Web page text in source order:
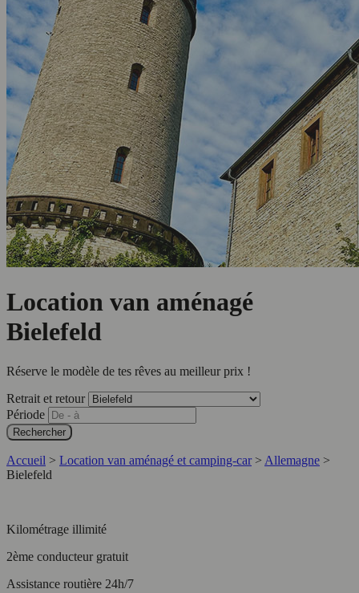
Location van aménagé
Bielefeld
Réserve le modèle de tes rêves au meilleur prix !
Retrait et retour
Période
Rechercher
Accueil > Location van aménagé et camping-car > Allemagne >
Bielefeld
Kilométrage illimité
2ème conducteur gratuit
Assistance routière 24h/7